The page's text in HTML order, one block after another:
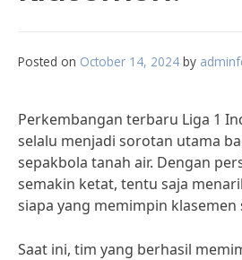
Posted on October 14, 2024 by
Perkembangan terbaru Liga 1
selalu menjadi sorotan utama
sepakbola tanah air. Dengan
semakin ketat, tentu saja
siapa yang memimpin klasemen
Saat ini, tim yang berhasil